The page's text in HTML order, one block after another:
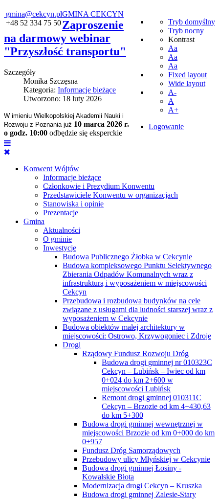
gmina@cekcyn.pl
+48 52 334 75 50
Tryb domyślny
Tryb nocny
Kontrast
Aa
Aa
Aa
Fixed layout
Wide layout
A-
A
A+
Logowanie
GMINA CEKCYN
Konwent Wójtów
Informacje bieżące
Członkowie i Prezydium Konwentu
Przedstawiciele Konwentu w organizacjach
Stanowiska i opinie
Prezentacje
Gmina
Aktualności
O gminie
Inwestycje
Budowa Publicznego Żłobka w Cekcynie
Budowa kompleksowego Punktu Selektywnego
Zbierania Odpadów Komunalnych wraz z
infrastrukturą i wyposażeniem w miejscowości
Cekcyn
Przebudowa i rozbudowa budynków na cele
związane z usługami dla ludności starszej wraz z
wyposażeniem w Cekcynie
Budowa obiektów małej architektury w
miejscowości: Ostrowo, Krzywogoniec i Zdroje
Drogi
Rządowy Fundusz Rozwoju Dróg
Budowa drogi gminnej nr 010323C
Cekcyn – Lubińsk – Iwiec od km
0+024 do km 2+600 w
miejscowości Lubińsk
Remont drogi gminnej 010311C
Cekcyn – Brzozie od km 4+430,63
do km 5+300
Budowa drogi gminnej wewnętrznej w
miejscowości Brzozie od km 0+000 do km
0+957
Fundusz Dróg Samorządowych
Przebudowy ulicy Młyńskiej w Cekcynie
Budowa drogi gminnej Łosiny -
Kowalskie Błota
Modernizacja drogi Cekcyn – Kruszka
Budowa drogi gminnej Zalesie-Stary
Zaproszenie
na darmowy webinar
"Przyszłość transportu"
Szczegóły
Monika Szczęsna
Kategoria: Informacje bieżące
Utworzono: 18 luty 2026
W imieniu Wielkopolskiej Akademii Nauki i
Rozwoju z Poznania już 10 marca 2026 r.
o godz. 10:00 odbędzie się eksperckie